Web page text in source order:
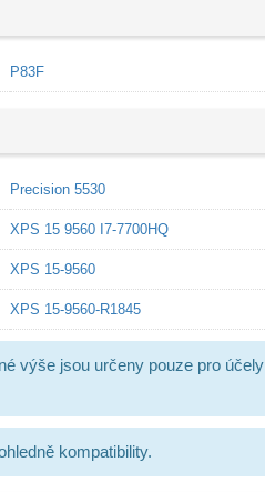
P83F
Precision 5530
XPS 15 9560 I7-7700HQ
XPS 15-9560
XPS 15-9560-R1845
výše jsou určeny pouze pro účely
kompatibility.